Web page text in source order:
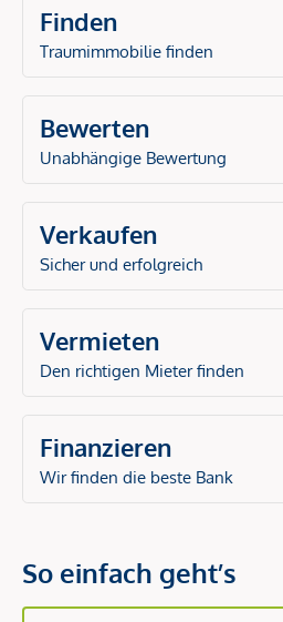
Finden
Traumimmobilie finden
Bewerten
Unabhängige Bewertung
Verkaufen
Sicher und erfolgreich
Vermieten
Den richtigen Mieter finden
Finanzieren
Wir finden die beste Bank
So einfach geht’s